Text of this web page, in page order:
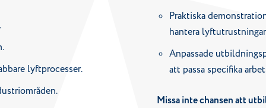
lyftprocesser.
Praktiska
hantera
Anpassade
att passa specifika
Missa inte chansen att